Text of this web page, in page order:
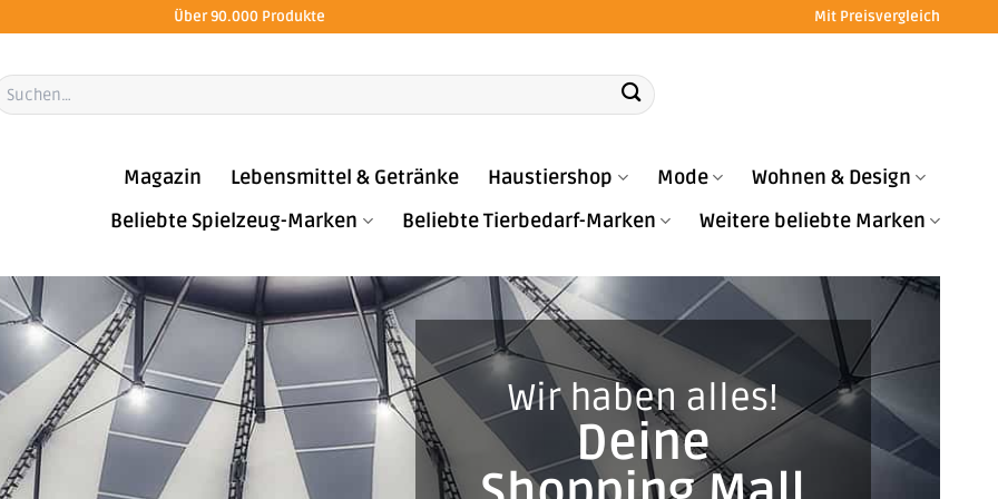
Über 90.000 Produkte Mit Preisvergleich
Magazin Lebensmittel & Getränke Haustiershop Mode
Wohnen & Design
Beliebte Spielzeug-Marken
Beliebte Tierbedarf-Marken Weitere beliebte Marken
Wir haben alles!
Deine